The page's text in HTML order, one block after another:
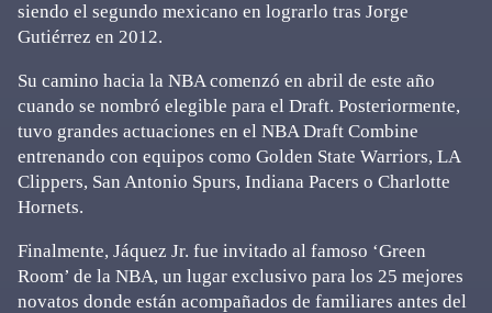
siendo el segundo mexicano en lograrlo tras Jorge
Gutiérrez en 2012.
Su camino hacia la NBA comenzó en abril de este año
cuando se nombró elegible para el Draft. Posteriormente,
tuvo grandes actuaciones en el NBA Draft Combine
entrenando con equipos como Golden State Warriors, LA
Clippers, San Antonio Spurs, Indiana Pacers o Charlotte
Hornets.
Finalmente, Jáquez Jr. fue invitado al famoso ‘Green
Room’ de la NBA, un lugar exclusivo para los 25 mejores
novatos donde están acompañados de familiares antes del